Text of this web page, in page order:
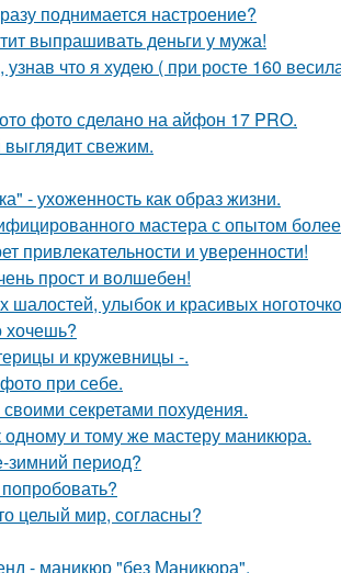
поднимается настроение?
выпрашивать деньги у мужа!
что я худею ( при росте 160
фото сделано на айфон 17 PRO.
свежим.
- ухоженность как образ жизни.
мастера с опытом более
привлекательности и уверенности!
прост и волшебен!
улыбок и красивых
хочешь?
и кружевницы -.
при себе.
секретами похудения.
и тому же мастеру маникюра.
зимний период?
целый мир, согласны?
- маникюр "без Маникюра".